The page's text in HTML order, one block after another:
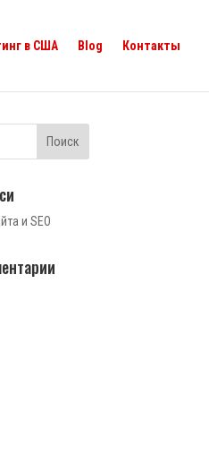
в США Blog Контакты
и SEO